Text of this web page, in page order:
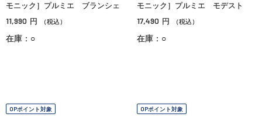
モニック］プルミエ ブランシェ
11,990 円 （税込）
在庫：○
モニック］プルミエ モデスト
17,490 円 （税込）
在庫：○
OPポイント対象 OPポイント対象